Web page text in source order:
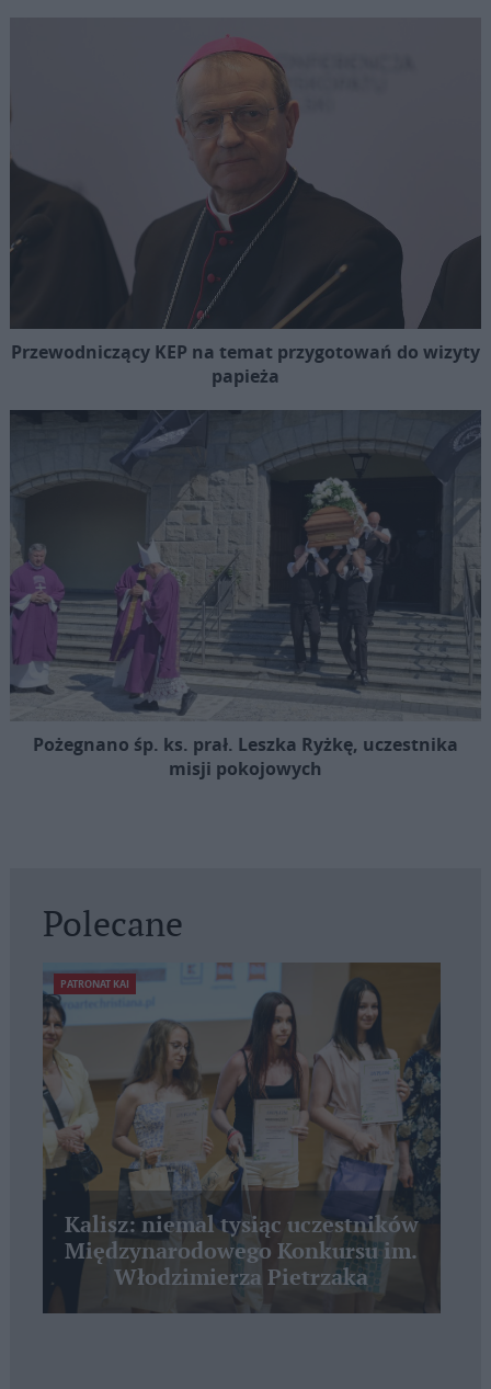
Przewodniczący KEP na temat przygotowań do wizyty
papieża
Pożegnano śp. ks. prał. Leszka Ryżkę, uczestnika
misji pokojowych
Polecane
PATRONAT KAI
Kalisz: niemal tysiąc uczestników
Międzynarodowego Konkursu im.
Włodzimierza Pietrzaka